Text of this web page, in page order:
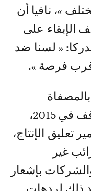
»، نافيا أن
الإبقاء على
« لسنا ضد
فرصة ».
المغربية للبترول كان قد توقف في 2015،
تعليق الإنتاج،
غير
بإشعار